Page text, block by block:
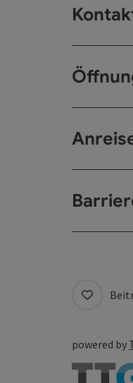
powered by